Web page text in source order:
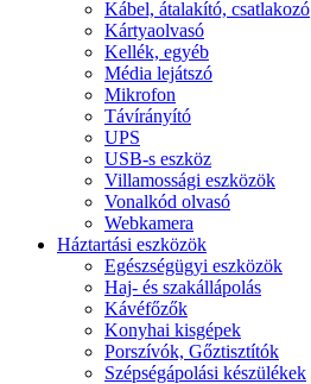
Kábel, átalakító, csatlakozó
Kártyaolvasó
Kellék, egyéb
Média lejátszó
Mikrofon
Távírányító
UPS
USB-s eszköz
Villamossági eszközök
Vonalkód olvasó
Webkamera
Háztartási eszközök
Egészségügyi eszközök
Haj- és szakállápolás
Kávéfőzők
Konyhai kisgépek
Porszívók, Gőztisztítók
Szépségápolási készülékek